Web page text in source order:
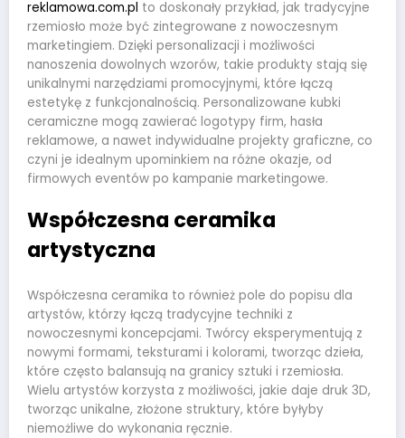
reklamowa.com.pl to doskonały przykład, jak tradycyjne
rzemiosło może być zintegrowane z nowoczesnym
marketingiem. Dzięki personalizacji i możliwości
nanoszenia dowolnych wzorów, takie produkty stają się
unikalnymi narzędziami promocyjnymi, które łączą
estetykę z funkcjonalnością. Personalizowane kubki
ceramiczne mogą zawierać logotypy firm, hasła
reklamowe, a nawet indywidualne projekty graficzne, co
czyni je idealnym upominkiem na różne okazje, od
firmowych eventów po kampanie marketingowe.
Współczesna ceramika
artystyczna
Współczesna ceramika to również pole do popisu dla
artystów, którzy łączą tradycyjne techniki z
nowoczesnymi koncepcjami. Twórcy eksperymentują z
nowymi formami, teksturami i kolorami, tworząc dzieła,
które często balansują na granicy sztuki i rzemiosła.
Wielu artystów korzysta z możliwości, jakie daje druk 3D,
tworząc unikalne, złożone struktury, które byłyby
niemożliwe do wykonania ręcznie.